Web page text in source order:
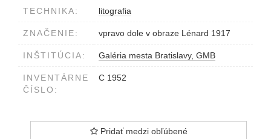
TECHNIKA: litografia
ZNAČENIE: vpravo dole v obraze Lénard 1917
INŠTITÚCIA: Galéria mesta Bratislavy, GMB
INVENTÁRNE
ČÍSLO:
C 1952
Pridať medzi obľúbené